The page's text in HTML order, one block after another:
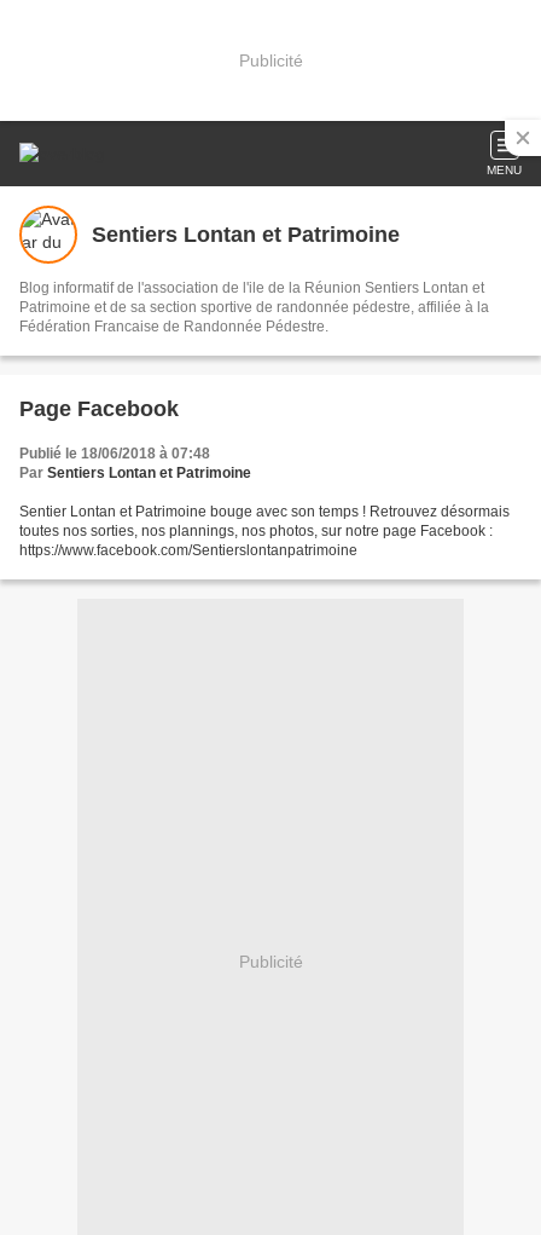
Publicité
MENU
Sentiers Lontan et Patrimoine
Blog informatif de l'association de l'ile de la Réunion Sentiers Lontan et
Patrimoine et de sa section sportive de randonnée pédestre, affiliée à la
Fédération Francaise de Randonnée Pédestre.
Page Facebook
Publié le 18/06/2018 à 07:48
Par Sentiers Lontan et Patrimoine
Sentier Lontan et Patrimoine bouge avec son temps ! Retrouvez désormais
toutes nos sorties, nos plannings, nos photos, sur notre page Facebook :
https://www.facebook.com/Sentierslontanpatrimoine
Publicité